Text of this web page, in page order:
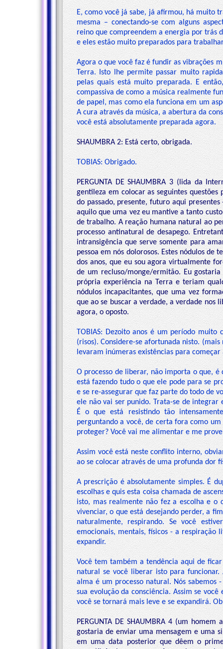
E, como você já sabe, já afirmou, há muito
mesma – conectando-se com alguns
reino que compreendem a energia por trás
e eles estão muito preparados para
Agora o que você faz é fundir as vibrações
Terra. Isto lhe permite passar muito
pelas quais está muito preparada. E
compassiva de como a música realmente
de papel, mas como ela funciona em um
A cura através da música, a abertura da
você está absolutamente preparada agora.
SHAUMBRA 2: Está certo, obrigada.
TOBIAS: Obrigado.
PERGUNTA DE SHAUMBRA 3 (lida da
gentileza em colocar as seguintes questões
do passado, presente, futuro aqui
aquilo que uma vez eu mantive a tanto
de trabalho. A reação humana natural ao
processo antinatural de desapego.
intransigência que serve somente para
pessoa em nós dolorosos. Estes nódulos
dos anos, que eu sou agora virtualmente
de um recluso/monge/ermitão. Eu
própria experiência na Terra e teriam
nódulos incapacitantes, que uma vez
que ao se buscar a verdade, a verdade
agora, o oposto.
TOBIAS: Dezoito anos é um período
(risos). Considere-se afortunada nisto.
levaram inúmeras existências para
O processo de liberar, não importa o que,
está fazendo tudo o que ele pode para se
e se re-assegurar que faz parte do todo de
ele não vai ser punido. Trata-se de integrar
É o que está resistindo tão
perguntando a você, de certa fora como
proteger? Você vai me alimentar e me
Assim você está neste conflito interno,
ao se colocar através de uma profunda dor
A prescrição é absolutamente simples. É
escolhas e quis esta coisa chamada de
isto, mas realmente não fez a escolha e o
vivenciar, o que está desejando perder, a
naturalmente, respirando. Se você
emocionais, mentais, físicos - a respiração
expandir.
Você tem também a tendência aqui de
natural se você liberar isto para funcionar.
alma é um processo natural. Nós sabemos
sua evolução da consciência. Assim se
você se tornará mais leve e se expandirá.
PERGUNTA DE SHAUMBRA 4 (um
gostaria de enviar uma mensagem e uma
em uma data posterior que dêem o